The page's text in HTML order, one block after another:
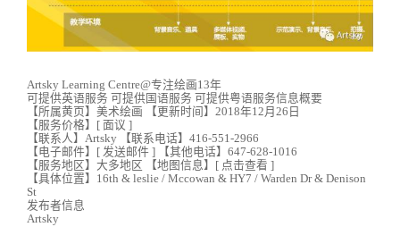
Artsky Learning Centre@专注绘画13年
可提供英语服务 可提供国语服务 可提供粤语服务信息概要
【所属黄页】美术绘画 【更新时间】2018年12月26日
【服务价格】[ 面议 ]
【联系人】Artsky 【联系电话】416-551-2966
【电子邮件】[ 发送邮件 ] 【其他电话】647-628-1016
【服务地区】大多地区 【地图信息】[ 点击查看 ]
【具体位置】16th & leslie / Mccowan & HY7 / Warden Dr & Denison
St
发布者信息
Artsky